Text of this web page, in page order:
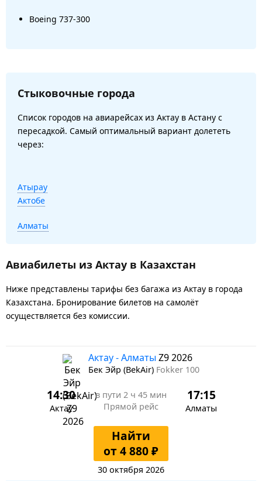
Boeing 737-300
Стыковочные города
Список городов на авиарейсах из Актау в Астану с
пересадкой. Самый оптимальный вариант долететь
через:
Атырау
Актобе
Алматы
Авиабилеты из Актау в Казахстан
Ниже представлены тарифы без багажа из Актау в города
Казахстана. Бронирование билетов на самолёт
осуществляется без комиссии.
Актау - АлматыZ9 2026
Бек Эйр (BekAir) Fokker 100
14:30
Актау
в пути 2 ч 45 мин
Прямой рейс
17:15
Алматы
Найти
от 4 880 ₽
30 октября 2026